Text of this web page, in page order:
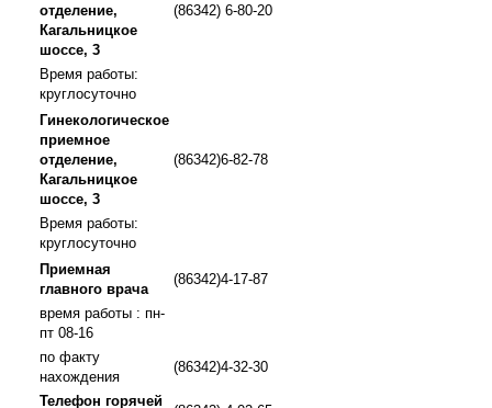
отделение,
Кагальницкое
шоссе, 3
(86342) 6-80-20
Время работы:
круглосуточно
Гинекологическое
приемное
отделение,
Кагальницкое
шоссе, 3
(86342)6-82-78
Время работы:
круглосуточно
Приемная
главного врача
(86342)4-17-87
время работы : пн-
пт 08-16
по факту
нахождения
(86342)4-32-30
Телефон горячей